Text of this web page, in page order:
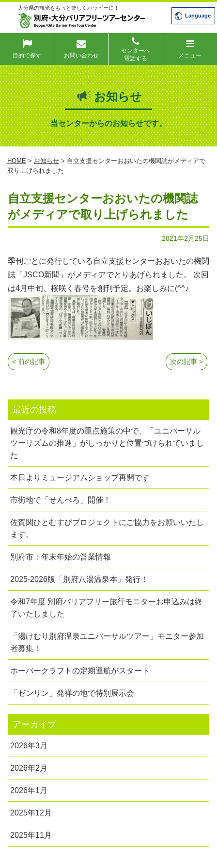
大分県の観光をもっと楽しくハッピーに！
Language
目的で探す お問い合わせ
センターへ
電話する
メニュー
お知らせ
当センターからのお知らせです。
HOME > お知らせ > 自立支援センターおおいたの機関誌がメディアで
取り上げられました
自立支援センターおおいたの機関誌
がメディアで取り上げられました
2021年2月25日
季刊ごとに発行している自立支援センターおおいたの機関
誌「JSCO新聞」がメディアでとりあげられました。 次回
は4月中旬、桜咲く春号を創刊予定。お楽しみに(^^♪
次の記事 >
< 前の記事
最近の投稿
観光庁の令和8年度の重点施策の中で、「ユニバーサル
ツーリズムの推進」がしっかりと位置づけられていまし
た
本日よりミュージアムショップ再開です
市街地で「せんべろ」開催！
佐賀関ひとむすびプロジェクトにご協力をお願いいたし
ます。
別府市：年末年始の営業情報
2025-2026版「別府八湯温泉本」発行！
令和7年度 別府バリアフリー旅行モニターお申込みは終
了いたしました
「湯けむり別府温泉ユニバーサルツアー」モニター参加
者募集！
ホーバークラフトの定期運航がスタート
「ゼンリン」発祥の地で特別展示会
アーカイブ
2026年3月
2026年2月
2026年1月
2025年12月
2025年11月